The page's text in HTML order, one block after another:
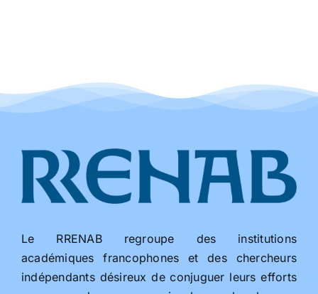
Le RRENAB regroupe des institutions
académiques francophones et des chercheurs
indépendants désireux de conjuguer leurs efforts